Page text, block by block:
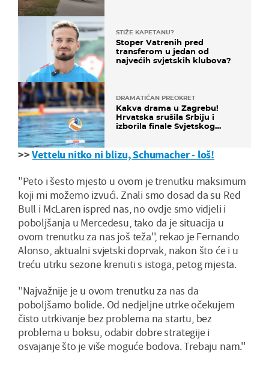
STIŽE KAPETANU?
Stoper Vatrenih pred
transferom u jedan od
najvećih svjetskih klubova?
DRAMATIČAN PREOKRET
Kakva drama u Zagrebu!
Hrvatska srušila Srbiju i
izborila finale Svjetskog
>>Vettelu nitko ni blizu, Schumacher - loš!
''Peto i šesto mjesto u ovom je trenutku maksimum
koji mi možemo izvući. Znali smo dosad da su Red
Bull i McLaren ispred nas, no ovdje smo vidjeli i
poboljšanja u Mercedesu, tako da je situacija u
ovom trenutku za nas još teža'', rekao je Fernando
Alonso, aktualni svjetski doprvak, nakon što će i u
treću utrku sezone krenuti s istoga, petog mjesta.
''Najvažnije je u ovom trenutku za nas da
poboljšamo bolide. Od nedjeljne utrke očekujem
čisto utrkivanje bez problema na startu, bez
problema u boksu, odabir dobre strategije i
osvajanje što je više moguće bodova. Trebaju nam.''